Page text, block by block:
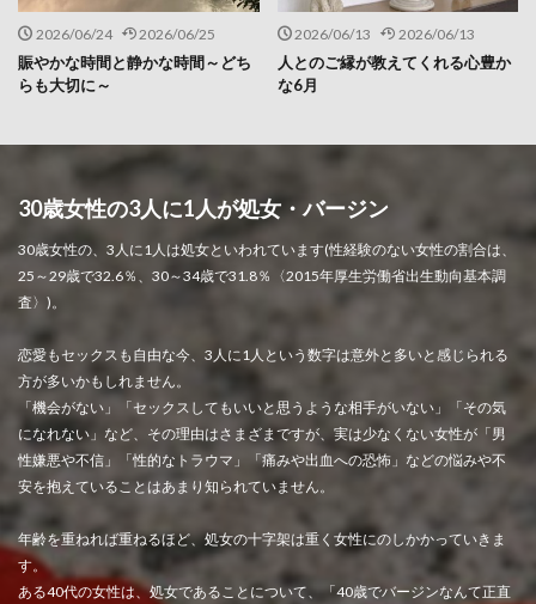
2026/06/24 2026/06/25
賑やかな時間と静かな時間～どち
らも大切に～
2026/06/13 2026/06/13
人とのご縁が教えてくれる心豊か
な6月
30歳女性の3人に1人が処女・バージン
30歳女性の、3人に1人は処女といわれています(性経験のない女性の割合は、
25～29歳で32.6％、30～34歳で31.8％〈2015年厚生労働省出生動向基本調
査〉)。
恋愛もセックスも自由な今、3人に1人という数字は意外と多いと感じられる
方が多いかもしれません。
「機会がない」「セックスしてもいいと思うような相手がいない」「その気
になれない」など、その理由はさまざまですが、実は少なくない女性が「男
性嫌悪や不信」「性的なトラウマ」「痛みや出血への恐怖」などの悩みや不
安を抱えていることはあまり知られていません。
年齢を重ねれば重ねるほど、処女の十字架は重く女性にのしかかっていきま
す。
ある40代の女性は、処女であることについて、「40歳でバージンなんて正直